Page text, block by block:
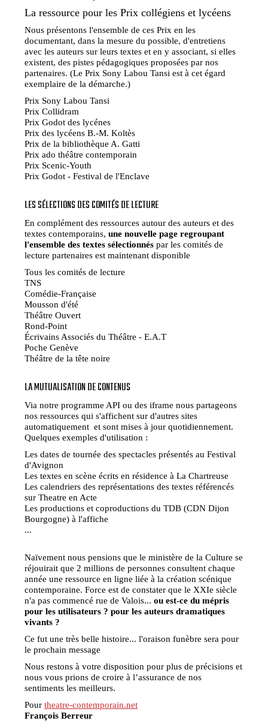
La ressource pour les Prix collégiens et lycéens
Nous présentons l'ensemble de ces Prix en les
documentant, dans la mesure du possible, d'entretiens
avec les auteurs sur leurs textes et en y associant, si elles
existent, des pistes pédagogiques proposées par nos
partenaires. (Le Prix Sony Labou Tansi est à cet égard
exemplaire de la démarche.)
Prix Sony Labou Tansi
Prix Collidram
Prix Godot des lycénes
Prix des lycéens B.-M. Koltès
Prix de la bibliothèque A. Gatti
Prix ado théâtre contemporain
Prix Scenic-Youth
Prix Godot - Festival de l'Enclave
LES SÉLECTIONS DES COMITÉS DE LECTURE
En complément des ressources autour des auteurs et des
textes contemporains,une nouvelle page regroupant
l'ensemble des textes sélectionnés par les comités de
lecture partenaires est maintenant disponible
Tous les comités de lecture
TNS
Comédie-Française
Mousson d'été
Théâtre Ouvert
Rond-Point
Écrivains Associés du Théâtre - E.A.T
Poche Genève
Théâtre de la tête noire
LA MUTUALISATION DE CONTENUS
Via notre programme API ou des iframe nous partageons
nos ressources qui s'affichent sur d'autres sites
automatiquement et sont mises à jour quotidiennement.
Quelques exemples d'utilisation :
Les dates de tournée des spectacles présentés au Festival
d'Avignon
Les textes en scène écrits en résidence à La Chartreuse
Les calendriers des représentations des textes référencés
sur Theatre en Acte
Les productions et coproductions du TDB (CDN Dijon
Bourgogne) à l'affiche
...
Naïvement nous pensions que le ministère de la Culture se
réjouirait que 2 millions de personnes consultent chaque
année une ressource en ligne liée à la création scénique
contemporaine. Force est de constater que le XXIe siècle
n'a pas commencé rue de Valois...ou est-ce du mépris
pour les utilisateurs ? pour les auteurs dramatiques
vivants ?
Ce fut une très belle histoire... l'oraison funèbre sera pour
le prochain message
Nous restons à votre disposition pour plus de précisions et
nous vous prions de croire à l’assurance de nos
sentiments les meilleurs.
Pourtheatre-contemporain.net
François Berreur